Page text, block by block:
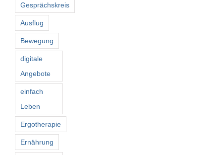
Gesprächskreis
Ausflug
Bewegung
digitale
Angebote
einfach
Leben
Ergotherapie
Ernährung